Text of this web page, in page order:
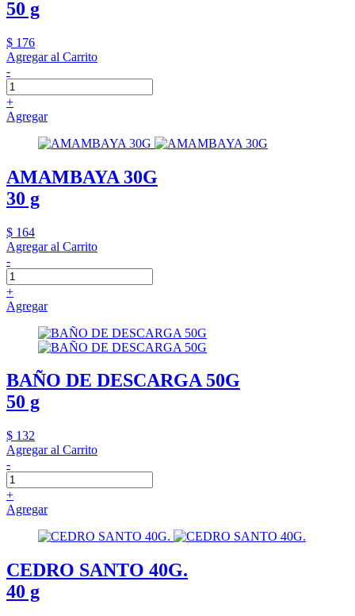
50 g
$ 176
Agregar al Carrito
-
+
Agregar
AMAMBAYA 30G
30 g
$ 164
Agregar al Carrito
-
+
Agregar
BAÑO DE DESCARGA 50G
50 g
$ 132
Agregar al Carrito
-
+
Agregar
CEDRO SANTO 40G.
40 g